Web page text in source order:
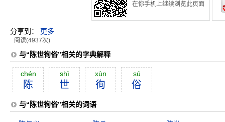
在你手机上继续浏览此页面
分享到： 更多
阅读(4937次)
与“陈世徇俗”相关的字典解释
chén
陈
shì
世
xùn
徇
sú
俗
与“陈世徇俗”相关的词语